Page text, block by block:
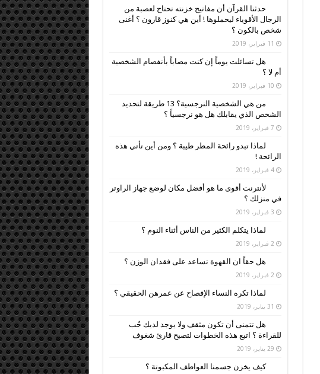
حدثنا القرآن أن مفاتيح خزنته تحتاج لعصبة من
الرجال الأقوياء ليحملوها ! أين هي كنوز قارون ؟ أغنى
شخص بالكون ؟
11 فبراير، 2019
هل تسائلت يوماً إن كنت مصاباً بأنفصام الشخصية
أم لا ؟
10 فبراير، 2019
من هي الشخصية النرجسية؟ 13 طريقة لتحديد
الشخص الذي يقابلك هل هو نرجسياً ؟
7 فبراير، 2019
لماذا تبدو رائحة المطر طيبة ؟ ومن أين تأتي هذه
الرائحة !
4 فبراير، 2019
لأنترنت أقوى ما هو أفضل مكان لوضع جهاز الراوتر
في منزلك ؟
3 فبراير، 2019
لماذا يتكلم الكثير من الناس أثناء النوم ؟
2 فبراير، 2019
هل حقاً ان القهوة تساعد على فقدان الوزن ؟
2 فبراير، 2019
لماذا تكره النساء الإفصاح عن عمرهن الحقيقي ؟
31 يناير، 2019
هل تتمنى أن تكون مثقف ولا يوجد لديك حُب
للقراءة ؟ اتبع هذه الخطوات لتصبح قارئ شغوف
29 يناير، 2019
كيف يخزن جسمنا العواطف المكبوتة ؟